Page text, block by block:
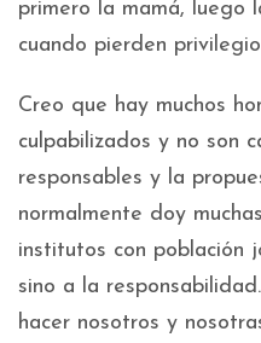
primero la mamá, luego
cuando pierden
Creo que hay muchos
culpabilizados y no son
responsables y la
normalmente doy
institutos con población
sino a la
hacer nosotros y